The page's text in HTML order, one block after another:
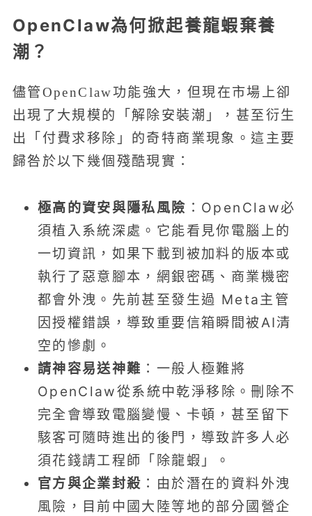
OpenClaw為何掀起養龍蝦棄養
潮？
儘管OpenClaw功能強大，但現在市場上卻
出現了大規模的「解除安裝潮」，甚至衍生
出「付費求移除」的奇特商業現象。這主要
歸咎於以下幾個殘酷現實：
極高的資安與隱私風險 ：OpenClaw必
須植入系統深處。它能看見你電腦上的
一切資訊，如果下載到被加料的版本或
執行了惡意腳本，網銀密碼、商業機密
都會外洩。先前甚至發生過 Meta主管
因授權錯誤，導致重要信箱瞬間被AI清
空的慘劇。
請神容易送神難 ：一般人極難將
OpenClaw從系統中乾淨移除。刪除不
完全會導致電腦變慢、卡頓，甚至留下
駭客可隨時進出的後門，導致許多人必
須花錢請工程師「除龍蝦」。
官方與企業封殺 ：由於潛在的資料外洩
風險，目前中國大陸等地的部分國營企